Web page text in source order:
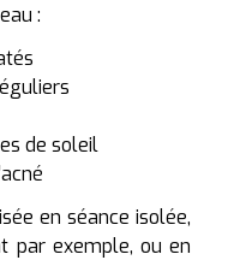
:
de soleil
en séance isolée,
par exemple, ou en